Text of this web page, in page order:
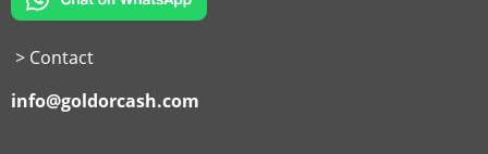
> Contact
info@goldorcash.com